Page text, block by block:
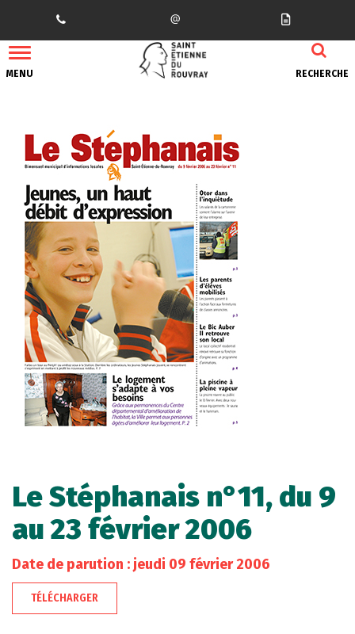
MENU RECHERCHE
Le Stéphanais n°11, du 9
au 23 février 2006
Date de parution : jeudi 09 février 2006
TÉLÉCHARGER